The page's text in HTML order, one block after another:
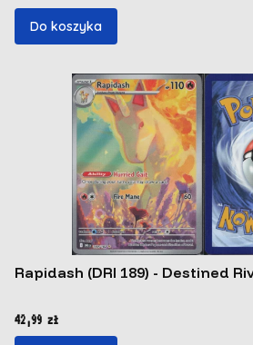
Do koszyka
Rapidash (DRI 189) - Destined
Cena
42,99 zł